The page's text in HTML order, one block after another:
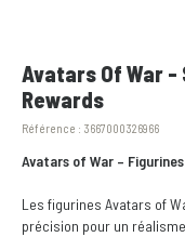
Avatars Of War
Rewards
Référence : 3667000326966
Avatars of War –
Les figurines Avatars of
précision pour un